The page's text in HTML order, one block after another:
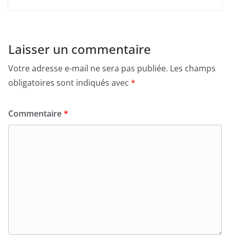
Laisser un commentaire
Votre adresse e-mail ne sera pas publiée. Les champs
obligatoires sont indiqués avec *
Commentaire*